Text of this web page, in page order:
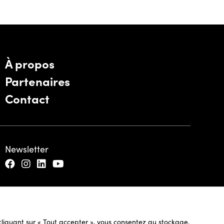
sur « Tout accepter », vous consentez au stockage,
À propos
Partenaires
Contact
Newsletter